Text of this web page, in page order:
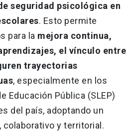
seguridad psicológica en
. Esto permite
para la mejora continua,
el vínculo entre
trayectorias
, especialmente en los
Educación Pública (SLEP)
del país, adoptando un
y territorial.